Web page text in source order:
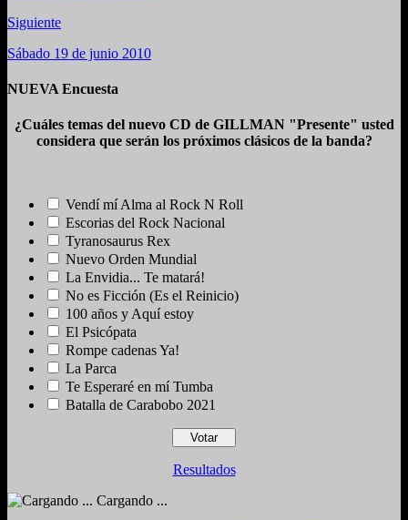
Siguiente
Sábado 19 de junio 2010
NUEVA Encuesta
¿Cuáles temas del nuevo CD de GILLMAN "Presente" usted
considera que serán los próximos clásicos de la banda?
Vendí mí Alma al Rock N Roll
Escorias del Rock Nacional
Tyranosaurus Rex
Nuevo Orden Mundial
La Envidia... Te matará!
No es Ficción (Es el Reinicio)
100 años y Aquí estoy
El Psicópata
Rompe cadenas Ya!
La Parca
Te Esperaré en mí Tumba
Batalla de Carabobo 2021
Resultados
Cargando ...